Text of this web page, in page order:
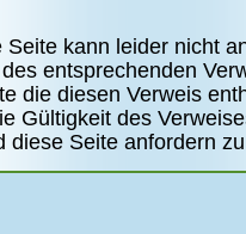
Seite kann leider nicht
entsprechenden
die diesen Verweis
Gültigkeit des
diese Seite anfordern